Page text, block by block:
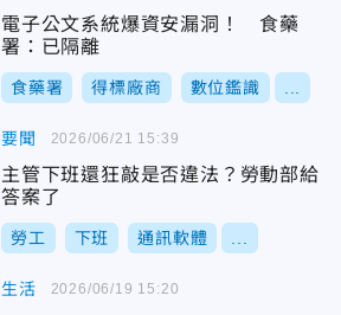
電子公文系統爆資安漏洞！ 食藥
署：已隔離
食藥署 得標廠商 數位鑑識
要聞
主管下班還狂敲是否違法？勞動部給
答案了
勞工 下班 通訊軟體
2026/06/21 15:39
生活 2026/06/19 15:20